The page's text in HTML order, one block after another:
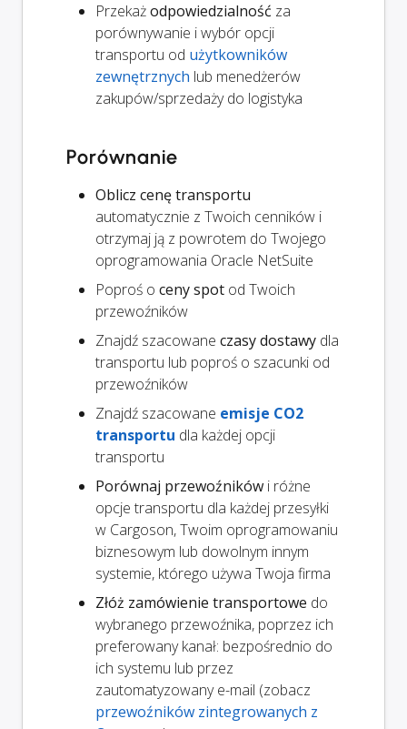
Przekażodpowiedzialność za
porównywanie i wybór opcji
transportu od użytkowników
zewnętrznych lub menedżerów
zakupów/sprzedaży do logistyka
Porównanie
Oblicz cenę transportu
automatycznie z Twoich cenników i
otrzymaj ją z powrotem do Twojego
oprogramowania Oracle NetSuite
Poproś o ceny spot od Twoich
przewoźników
Znajdź szacowane czasy dostawy dla
transportu lub poproś o szacunki od
przewoźników
Znajdź szacowane emisje CO2
transportu dla każdej opcji
transportu
Porównaj przewoźników i różne
opcje transportu dla każdej przesyłki
w Cargoson, Twoim oprogramowaniu
biznesowym lub dowolnym innym
systemie, którego używa Twoja firma
Złóż zamówienie transportowe do
wybranego przewoźnika, poprzez ich
preferowany kanał: bezpośrednio do
ich systemu lub przez
zautomatyzowany e-mail (zobacz
przewoźników zintegrowanych z